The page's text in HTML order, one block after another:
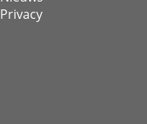
Privacy